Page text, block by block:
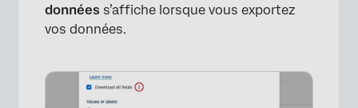
données s’affiche lorsque vous exportez
vos données.